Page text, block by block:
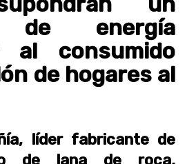
de energía
al consumido
de hogares al
líder fabricante de
de lana de roca,